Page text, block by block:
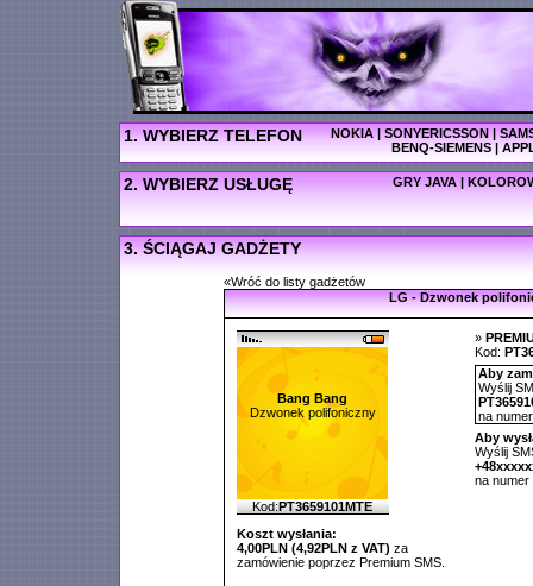
1. WYBIERZ TELEFON NOKIA|SONYERICSSON|
BENQ-SIEMENS|
2. WYBIERZ USŁUGĘ GRY JAVA |
3. ŚCIĄGAJ GADŻETY
«Wróć do listy gadżetów
LG - Dzwonek
Bang Bang
Dzwonek polifoniczny
Kod:PT3659101MTE
Koszt wysłania:
4,00PLN (4,92PLN z VAT) za
zamówienie poprzez Premium SMS.
»
Kod:
Aby
Wyślij
na
Aby
Wyślij
na numer